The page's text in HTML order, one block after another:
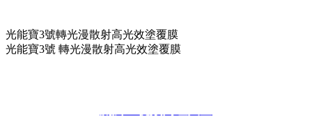
光能寶3號轉光漫散射高光效塗覆膜
光能寶3號 轉光漫散射高光效塗覆膜